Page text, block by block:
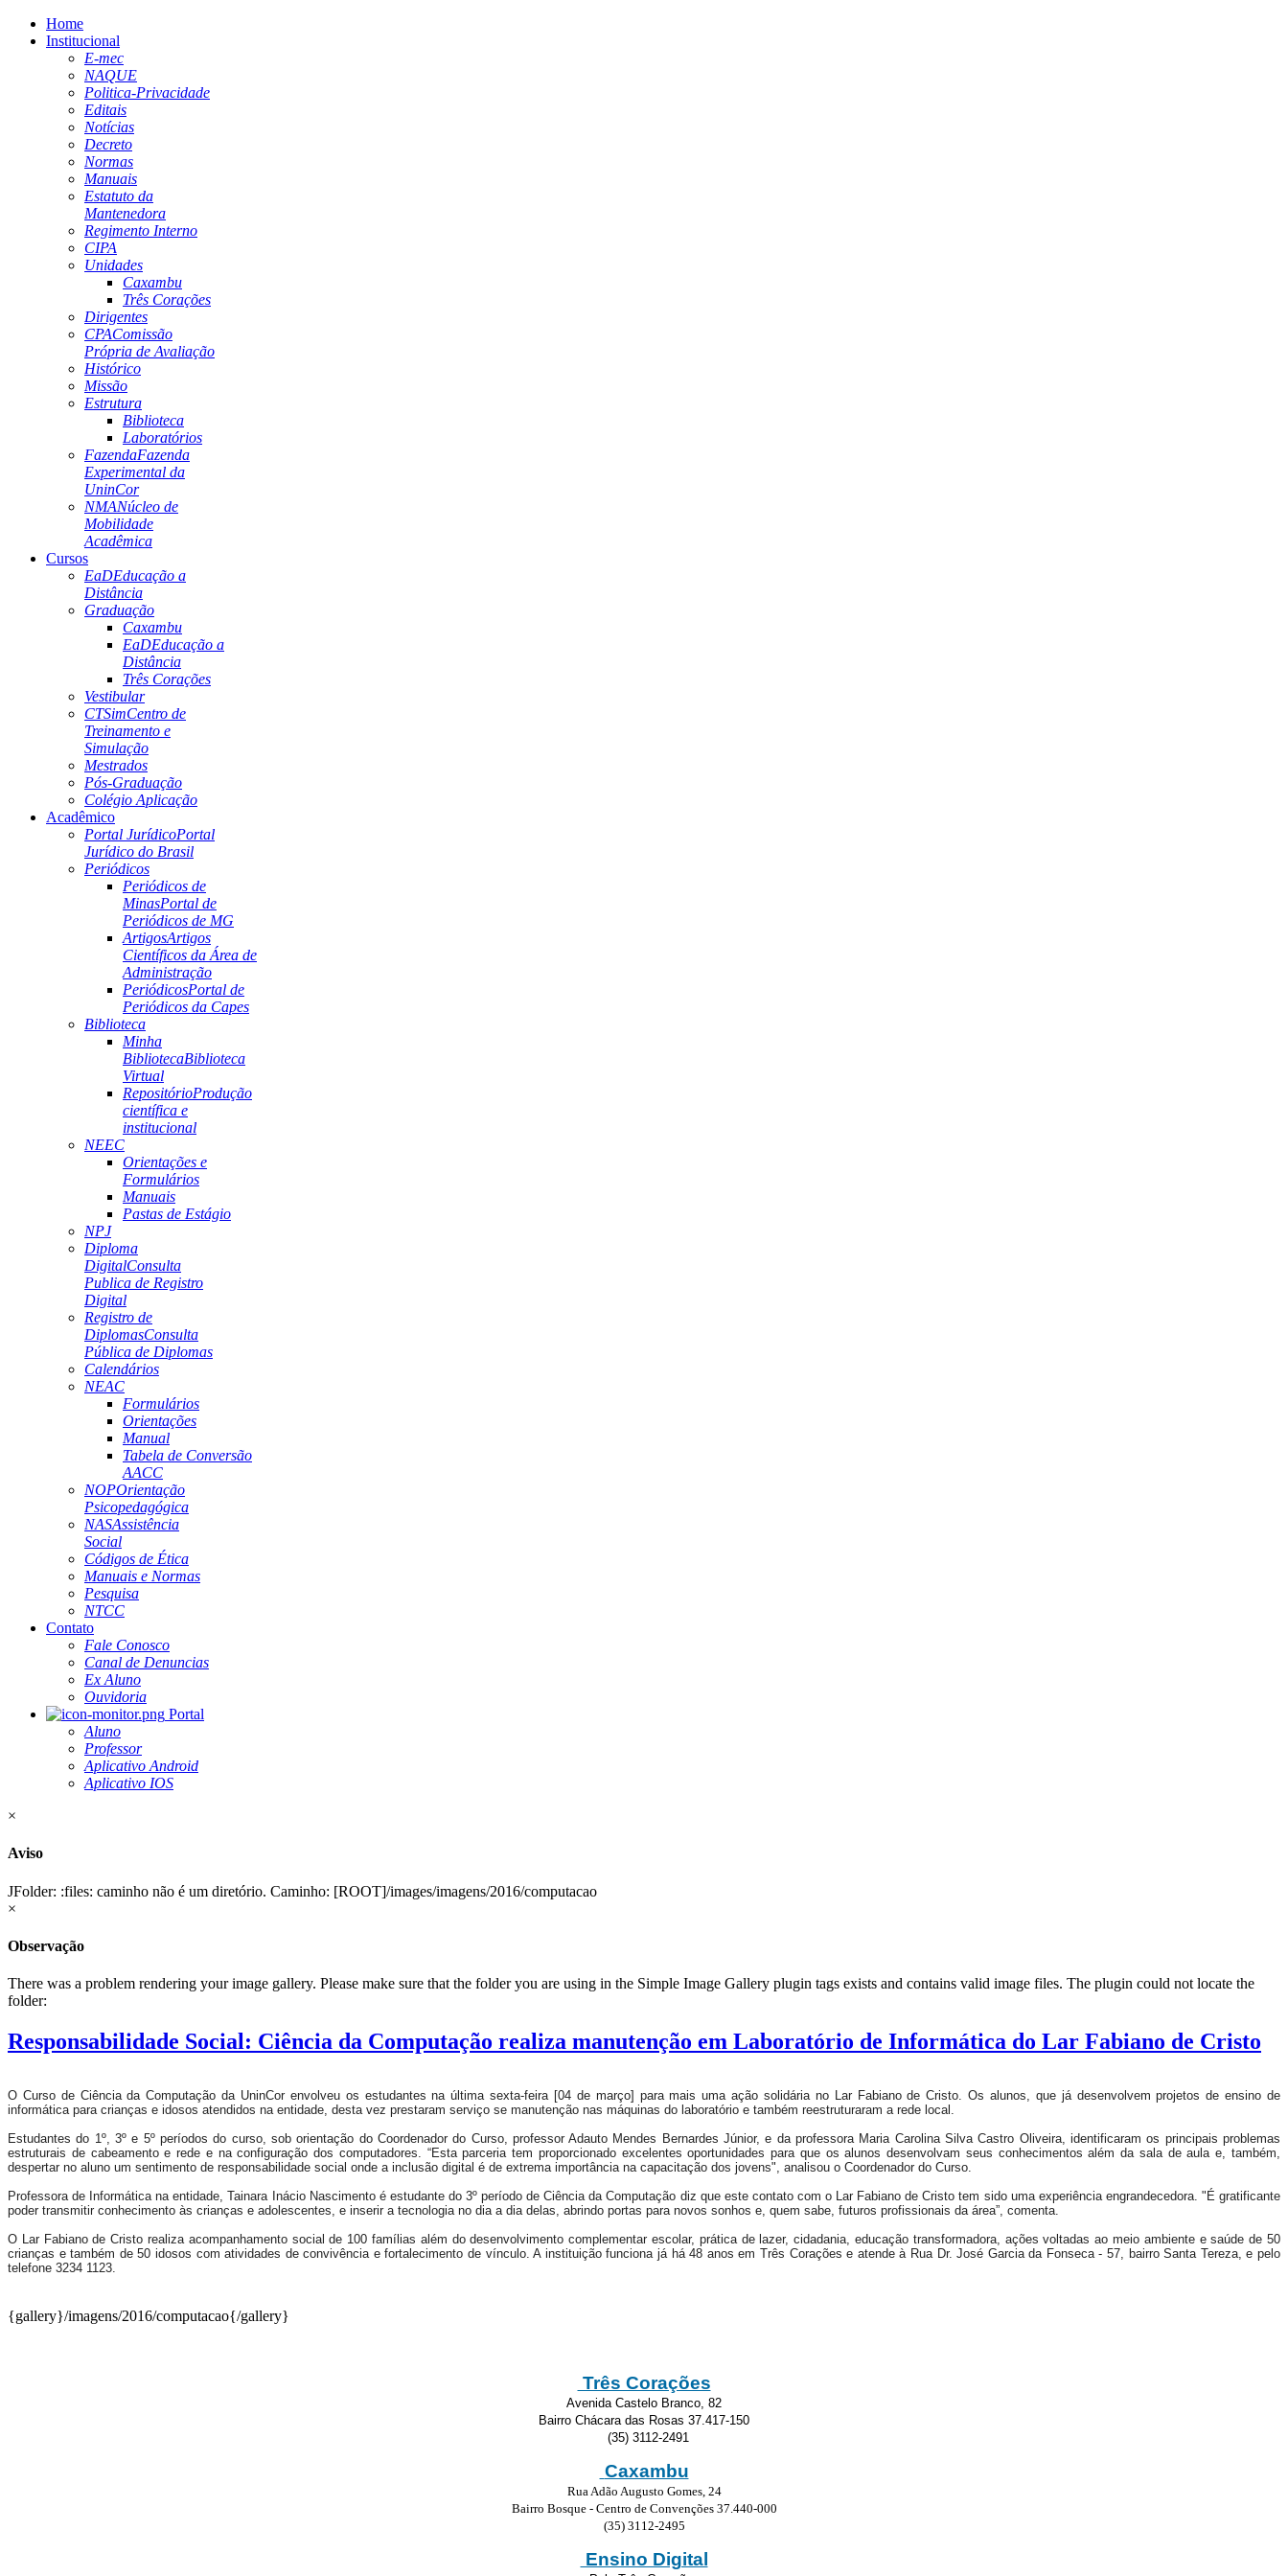
Home
Institucional
E-mec
NAQUE
Politica-Privacidade
Editais
Notícias
Decreto
Normas
Manuais
Estatuto da
Mantenedora
Regimento Interno
CIPA
Unidades
Caxambu
Três Corações
Dirigentes
CPAComissão
Própria de Avaliação
Histórico
Missão
Estrutura
Biblioteca
Laboratórios
FazendaFazenda
Experimental da
UninCor
NMANúcleo de
Mobilidade
Acadêmica
Cursos
EaDEducação a
Distância
Graduação
Caxambu
EaDEducação a
Distância
Três Corações
Vestibular
CTSimCentro de
Treinamento e
Simulação
Mestrados
Pós-Graduação
Colégio Aplicação
Acadêmico
Portal JurídicoPortal
Jurídico do Brasil
Periódicos
Periódicos de
MinasPortal de
Periódicos de MG
ArtigosArtigos
Científicos da Área de
Administração
PeriódicosPortal de
Periódicos da Capes
Biblioteca
Minha
BibliotecaBiblioteca
Virtual
RepositórioProdução
científica e
institucional
NEEC
Orientações e
Formulários
Manuais
Pastas de Estágio
NPJ
Diploma
DigitalConsulta
Publica de Registro
Digital
Registro de
DiplomasConsulta
Pública de Diplomas
Calendários
NEAC
Formulários
Orientações
Manual
Tabela de Conversão
AACC
NOPOrientação
Psicopedagógica
NASAssistência
Social
Códigos de Ética
Manuais e Normas
Pesquisa
NTCC
Contato
Fale Conosco
Canal de Denuncias
Ex Aluno
Ouvidoria
Portal
Aluno
Professor
Aplicativo Android
Aplicativo IOS
×
Aviso
JFolder: :files: caminho não é um diretório. Caminho: [ROOT]/images/imagens/2016/computacao
×
Observação
There was a problem rendering your image gallery. Please make sure that the folder you are using in the Simple Image Gallery plugin tags exists and contains valid image files. The plugin could not locate the
folder:
Responsabilidade Social: Ciência da Computação realiza manutenção em Laboratório de Informática do Lar Fabiano de Cristo
O Curso de Ciência da Computação da UninCor envolveu os estudantes na última sexta-feira [04 de março] para mais uma ação solidária no Lar Fabiano de Cristo. Os alunos, que já desenvolvem projetos de ensino de
informática para crianças e idosos atendidos na entidade, desta vez prestaram serviço se manutenção nas máquinas do laboratório e também reestruturaram a rede local.
Estudantes do 1º, 3º e 5º períodos do curso, sob orientação do Coordenador do Curso, professor Adauto Mendes Bernardes Júnior, e da professora Maria Carolina Silva Castro Oliveira, identificaram os principais problemas
estruturais de cabeamento e rede e na configuração dos computadores. “Esta parceria tem proporcionado excelentes oportunidades para que os alunos desenvolvam seus conhecimentos além da sala de aula e, também,
despertar no aluno um sentimento de responsabilidade social onde a inclusão digital é de extrema importância na capacitação dos jovens", analisou o Coordenador do Curso.
Professora de Informática na entidade, Tainara Inácio Nascimento é estudante do 3º período de Ciência da Computação diz que este contato com o Lar Fabiano de Cristo tem sido uma experiência engrandecedora. "É gratificante
poder transmitir conhecimento às crianças e adolescentes, e inserir a tecnologia no dia a dia delas, abrindo portas para novos sonhos e, quem sabe, futuros profissionais da área”, comenta.
O Lar Fabiano de Cristo realiza acompanhamento social de 100 famílias além do desenvolvimento complementar escolar, prática de lazer, cidadania, educação transformadora, ações voltadas ao meio ambiente e saúde de 50
crianças e também de 50 idosos com atividades de convivência e fortalecimento de vínculo. A instituição funciona já há 48 anos em Três Corações e atende à Rua Dr. José Garcia da Fonseca - 57, bairro Santa Tereza, e pelo
telefone 3234 1123.
{gallery}/imagens/2016/computacao{/gallery}
Três Corações
Avenida Castelo Branco, 82
Bairro Chácara das Rosas 37.417-150
(35) 3112-2491
Caxambu
Rua Adão Augusto Gomes, 24
Bairro Bosque - Centro de Convenções 37.440-000
(35) 3112-2495
Ensino Digital